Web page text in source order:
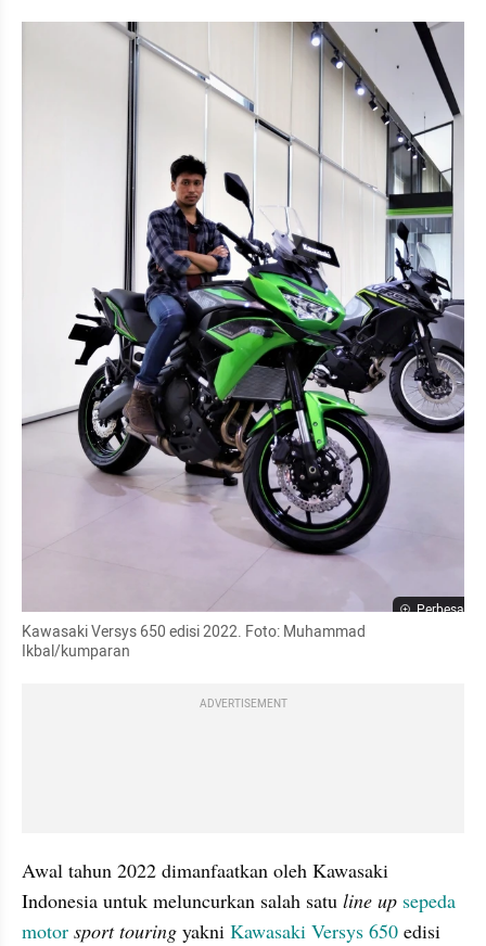
Perbesar
Kawasaki Versys 650 edisi 2022. Foto: Muhammad
Ikbal/kumparan
ADVERTISEMENT
Awal tahun 2022 dimanfaatkan oleh Kawasaki
Indonesia untuk meluncurkan salah satu line up sepeda
motor sport touring yakni Kawasaki Versys 650 edisi